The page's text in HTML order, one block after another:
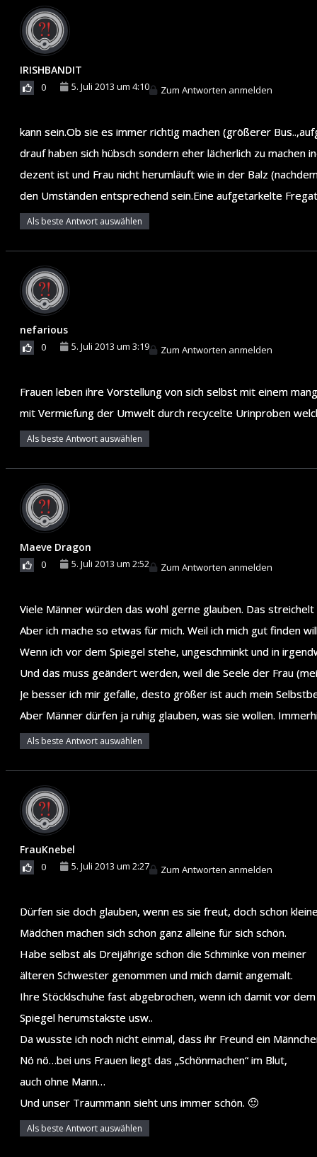
IRISHBANDIT
0 5. Juli 2013 um 4:10 Zum Antworten anmelden
kann sein.Ob sie es immer richtig machen (größerer
drauf haben sich hübsch sondern eher lächerlich zu
dezent ist und Frau nicht herumläuft wie in der Balz
den Umständen entsprechend sein.Eine aufgetarkelte
Als beste Antwort auswählen
nefarious
0 5. Juli 2013 um 3:19 Zum Antworten anmelden
Frauen leben ihre Vorstellung von sich selbst mit einem
mit Vermiefung der Umwelt durch recycelte Urinproben
Als beste Antwort auswählen
Maeve Dragon
0 5. Juli 2013 um 2:52 Zum Antworten anmelden
Viele Männer würden das wohl gerne glauben. Das
Aber ich mache so etwas für mich. Weil ich mich gut finden
Wenn ich vor dem Spiegel stehe, ungeschminkt und in
Und das muss geändert werden, weil die Seele der Frau
Je besser ich mir gefalle, desto größer ist auch mein
Aber Männer dürfen ja ruhig glauben, was sie wollen.
Als beste Antwort auswählen
FrauKnebel
0 5. Juli 2013 um 2:27 Zum Antworten anmelden
Dürfen sie doch glauben, wenn es sie freut, doch schon
Mädchen machen sich schon ganz alleine für sich schön.
Habe selbst als Dreijährige schon die Schminke von meiner
älteren Schwester genommen und mich damit angemalt.
Ihre Stöcklschuhe fast abgebrochen, wenn ich damit vor dem
Spiegel herumstakste usw..
Da wusste ich noch nicht einmal, dass ihr Freund ein
Nö nö…bei uns Frauen liegt das „Schönmachen“ im Blut,
auch ohne Mann…
Und unser Traummann sieht uns immer schön. 🙂
Als beste Antwort auswählen